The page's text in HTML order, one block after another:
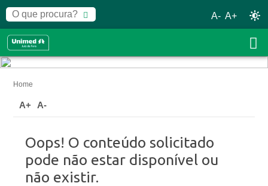
A- A+
Home
A+ A-
Oops! O conteúdo solicitado
pode não estar disponível ou
não existir.